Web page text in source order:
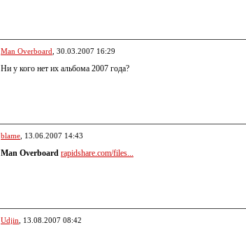
Man Overboard , 30.03.2007 16:29
Ни у кого нет их альбома 2007 года?
blame , 13.06.2007 14:43
Man Overboard rapidshare.com/files...
Udjin , 13.08.2007 08:42